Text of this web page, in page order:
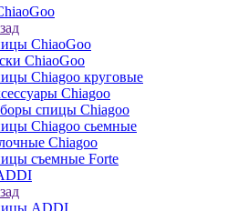
ChiaoGoo
ChiaoGoo
Сhiagoo круговые
Chiagoo
спицы Chiagoo
Chiagoo сьемные
Chiagoo
съемные Forte
ADDI